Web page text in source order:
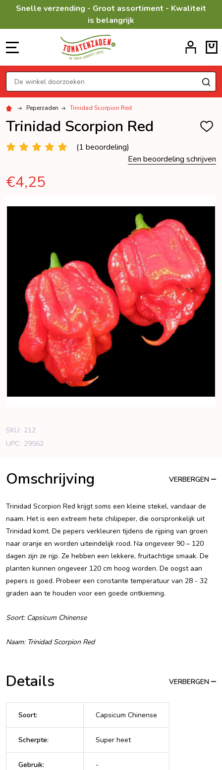
Snelle verzending - Groot assortiment - Kwaliteit
is belangrijk
Zoeken
Peperzaden Trinidad Scorpion Red
Trinidad Scorpion Red
(1 beoordeling)
Een beoordeling schrijven
€4,25
SKU: 212
UPC: 29562
Omschrijving VERBERGEN
Trinidad Scorpion Red krijgt soms een kleine stekel, vandaar de
naam. Het is een extreem hete chilipeper, die oorspronkelijk uit
Trinidad komt. De pepers verkleuren tijdens de rijping van groen
naar oranje en worden uiteindelijk rood. Na ongeveer 90 – 120
dagen zijn ze rijp. Ze hebben een lekkere, fruitachtige smaak. De
planten kunnen ongeveer 120 cm hoog worden. De oogst aan
pepers is goed. Probeer een constante temperatuur van 28 - 32
graden aan te houden voor een goede ontkieming.
Soort: Capsicum Chinense
Naam: Trinidad Scorpion Red
Details VERBERGEN
Soort: Capsicum Chinense
Scherpte: Super heet
Gebruik: -